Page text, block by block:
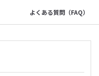
よくある質問（FAQ）